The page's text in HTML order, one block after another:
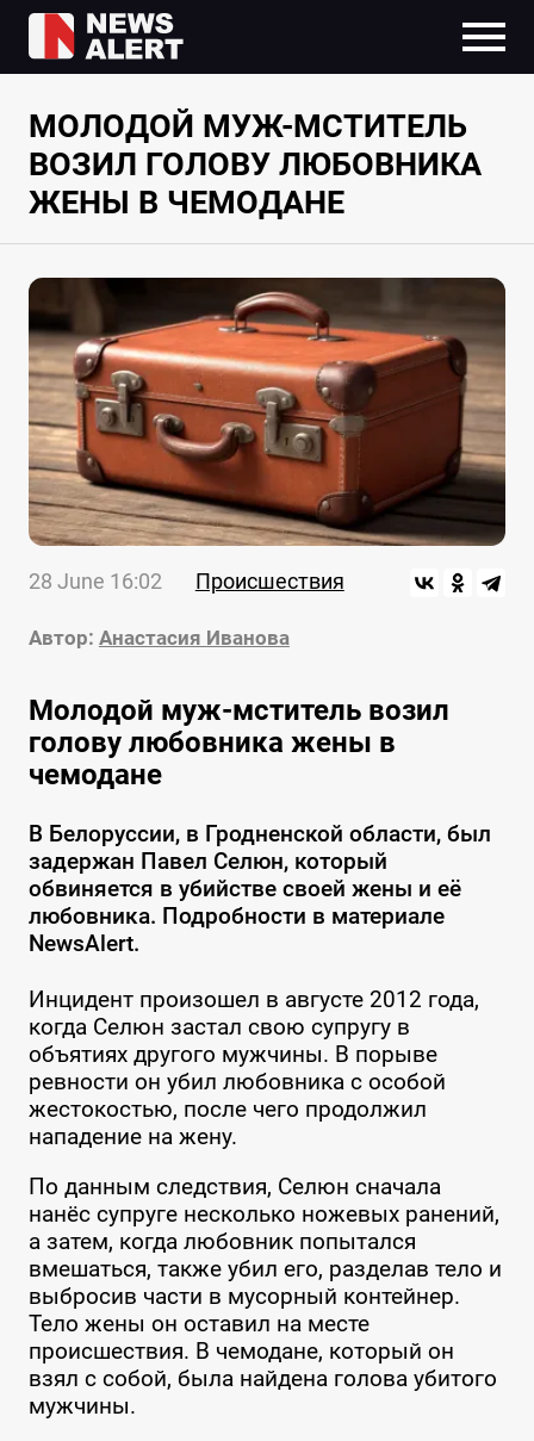
МОЛОДОЙ МУЖ-МСТИТЕЛЬ
ВОЗИЛ ГОЛОВУ ЛЮБОВНИКА
ЖЕНЫ В ЧЕМОДАНЕ
28 June 16:02 Происшествия
Автор: Анастасия Иванова
Молодой муж-мститель возил
голову любовника жены в
чемодане
В Белоруссии, в Гродненской области, был
задержан Павел Селюн, который
обвиняется в убийстве своей жены и её
любовника. Подробности в материале
NewsAlert.
Инцидент произошел в августе 2012 года,
когда Селюн застал свою супругу в
объятиях другого мужчины. В порыве
ревности он убил любовника с особой
жестокостью, после чего продолжил
нападение на жену.
По данным следствия, Селюн сначала
нанёс супруге несколько ножевых ранений,
а затем, когда любовник попытался
вмешаться, также убил его, разделав тело и
выбросив части в мусорный контейнер.
Тело жены он оставил на месте
происшествия. В чемодане, который он
взял с собой, была найдена голова убитого
мужчины.